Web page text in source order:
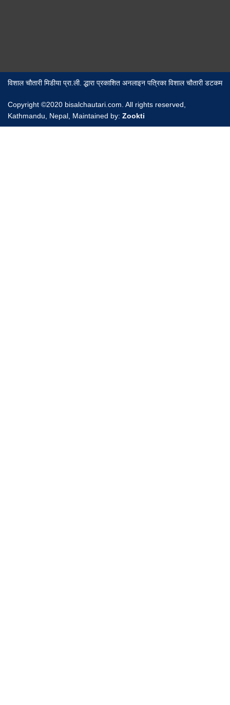
विशाल चौतारी मिडीया प्रा.ली. द्धारा प्रकाशित अनलाइन पत्रिका विशाल चौतारी डटकम
Copyright ©2020 bisalchautari.com. All rights reserved,
Kathmandu, Nepal, Maintained by: Zookti